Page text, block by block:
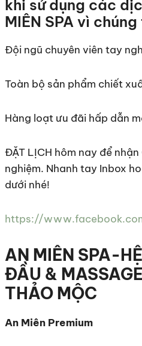
khi sử dụng các
MIÊN SPA vì
Đội ngũ chuyên viên tay
Toàn bộ sản phẩm chiết
Hàng loạt ưu đãi hấp dẫn
ĐẶT LỊCH hôm nay để
nghiệm. Nhanh tay Inbox
dưới nhé!
https://
AN MIÊN SPA-
ĐẦU &
THẢO MỘC
An Miên Premium